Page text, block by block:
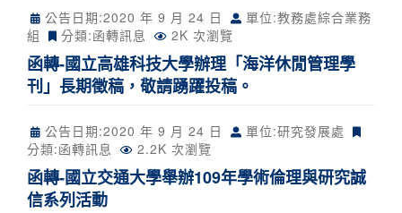
公告日期:2020 年 9 月 24 日
單位:教務處綜合業務
組
分類:函轉訊息 2K 次瀏覽
函轉-國立高雄科技大學辦理「海洋休閒管理學
刊」長期徵稿，敬請踴躍投稿。
公告日期:2020 年 9 月 24 日
單位:研究發展處
分類:函轉訊息 2.2K 次瀏覽
函轉-國立交通大學舉辦109年學術倫理與研究誠
信系列活動